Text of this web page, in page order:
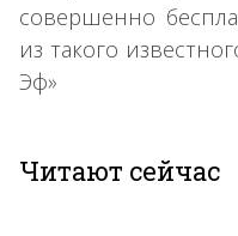
совершенно
из такого
Эф»
Читают сейчас